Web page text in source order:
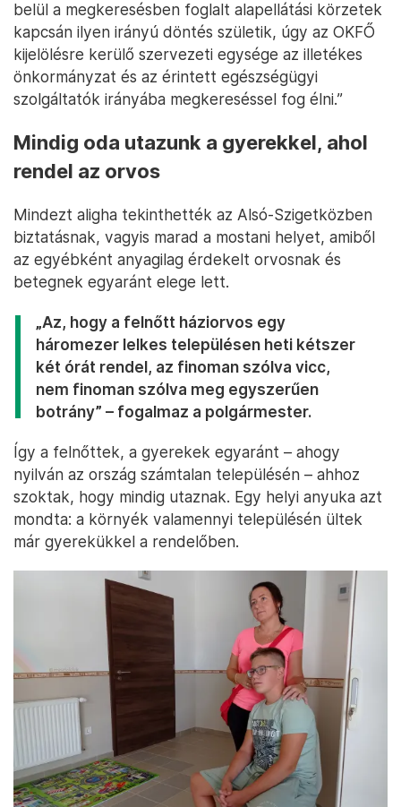
belül a megkeresésben foglalt alapellátási körzetek
kapcsán ilyen irányú döntés születik, úgy az OKFŐ
kijelölésre kerülő szervezeti egysége az illetékes
önkormányzat és az érintett egészségügyi
szolgáltatók irányába megkereséssel fog élni.”
Mindig oda utazunk a gyerekkel, ahol
rendel az orvos
Mindezt aligha tekinthették az Alsó-Szigetközben
biztatásnak, vagyis marad a mostani helyet, amiből
az egyébként anyagilag érdekelt orvosnak és
betegnek egyaránt elege lett.
„Az, hogy a felnőtt háziorvos egy
háromezer lelkes településen heti kétszer
két órát rendel, az finoman szólva vicc,
nem finoman szólva meg egyszerűen
botrány” – fogalmaz a polgármester.
Így a felnőttek, a gyerekek egyaránt – ahogy
nyilván az ország számtalan településén – ahhoz
szoktak, hogy mindig utaznak. Egy helyi anyuka azt
mondta: a környék valamennyi településén ültek
már gyerekükkel a rendelőben.